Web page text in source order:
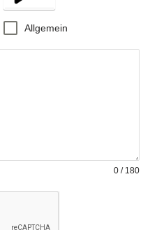
Allgemein
0 / 180